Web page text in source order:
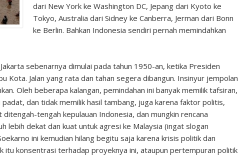
dari New York ke Washington DC, Jepang dari Kyoto ke
Tokyo, Australia dari Sidney ke Canberra, Jerman dari Bonn
ke Berlin. Bahkan Indonesia sendiri pernah memindahkan
sebenarnya dimulai pada tahun 1950-an, ketika Presiden
Kota. Jalan yang rata dan tahan segera dibangun. Insinyur jempolan
Oleh beberapa kalangan, pemindahan ini banyak memilik tafsiran,
dan tidak memilik hasil tambang, juga karena faktor politis,
tengah kepulauan Indonesia, dan mungkin rencana
lebih dekat dan kuat untuk agresi ke Malaysia (ingat slogan
ini kemudian hilang begitu saja karena krisis politik dan
itu konsentrasi terhadap proyeknya ini, ataupun pertempuran politik